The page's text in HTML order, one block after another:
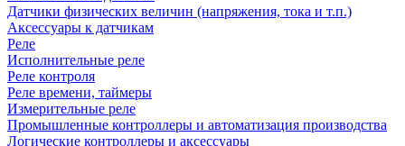
Датчики физических величин (напряжения, тока и т.п.)
Аксессуары к датчикам
Реле
Исполнительные реле
Реле контроля
Реле времени, таймеры
Измерительные реле
Промышленные контроллеры и автоматизация производства
Логические контроллеры и аксессуары